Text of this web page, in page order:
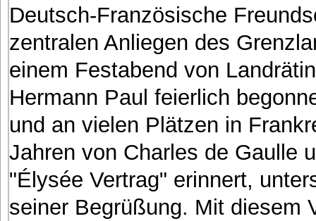
Deutsch-Französische
zentralen Anliegen des
einem Festabend von
Hermann Paul feierlich
und an vielen Plätzen in
Jahren von Charles de Gaulle
"Élysée Vertrag" erinnert,
seiner Begrüßung. Mit diesem